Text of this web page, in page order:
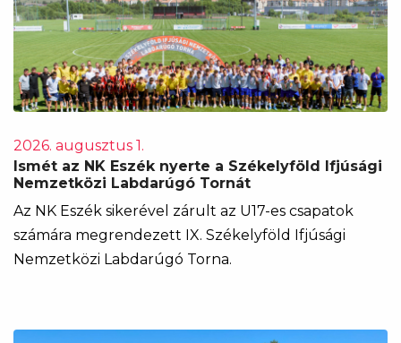
2026. augusztus 1.
Ismét az NK Eszék nyerte a Székelyföld Ifjúsági
Nemzetközi Labdarúgó Tornát
Az NK Eszék sikerével zárult az U17-es csapatok
számára megrendezett IX. Székelyföld Ifjúsági
Nemzetközi Labdarúgó Torna.